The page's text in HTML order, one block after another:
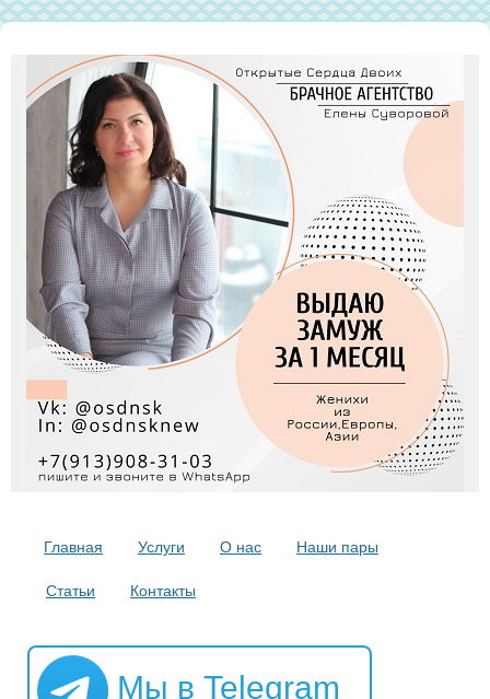
Главная Услуги О нас Наши пары
Статьи Контакты
Мы в Telegram